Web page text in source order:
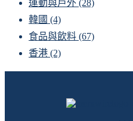
運動與戶外 (28)
韓國 (4)
食品與飲料 (67)
香港 (2)